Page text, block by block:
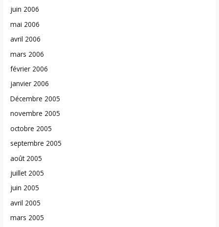
juin 2006
mai 2006
avril 2006
mars 2006
février 2006
janvier 2006
Décembre 2005
novembre 2005
octobre 2005
septembre 2005
août 2005
juillet 2005
juin 2005
avril 2005
mars 2005